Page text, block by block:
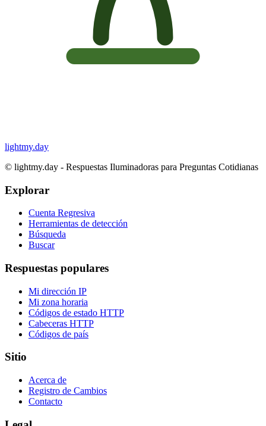
lightmy.day
© lightmy.day - Respuestas Iluminadoras para Preguntas Cotidianas
Explorar
Cuenta Regresiva
Herramientas de detección
Búsqueda
Buscar
Respuestas populares
Mi dirección IP
Mi zona horaria
Códigos de estado HTTP
Cabeceras HTTP
Códigos de país
Sitio
Acerca de
Registro de Cambios
Contacto